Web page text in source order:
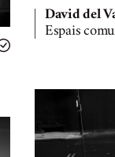
David del
Espais